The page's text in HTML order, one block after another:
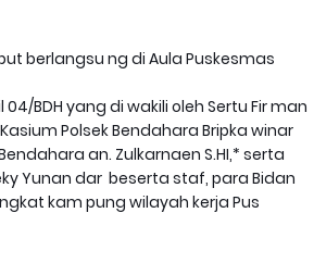
berlangsu ng di Aula Puskesmas
BDH yang di wakili oleh Sertu Fir man
Polsek Bendahara Bripka winar
an. Zulkarnaen S.HI,* serta
Yunan dar beserta staf, para Bidan
kam pung wilayah kerja Pus